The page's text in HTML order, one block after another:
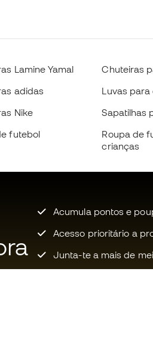
Lamine Yamal
adidas
Nike
futebol
Chuteiras
Luvas para
Sapatilhas
Roupa de
crianças
Acumula pontos e
Acesso prioritário a
Junta-te a mais de